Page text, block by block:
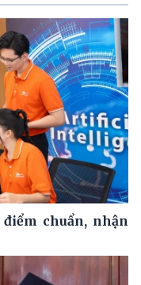
chuẩn, nhận